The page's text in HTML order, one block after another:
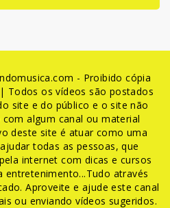
- Proibido cópia
site e do público e o site não
algum canal ou material
deste site é atuar como uma
todas as pessoas, que
internet com dicas e cursos
entretenimento...Tudo através
Aproveite e ajude este canal
ou enviando vídeos sugeridos.